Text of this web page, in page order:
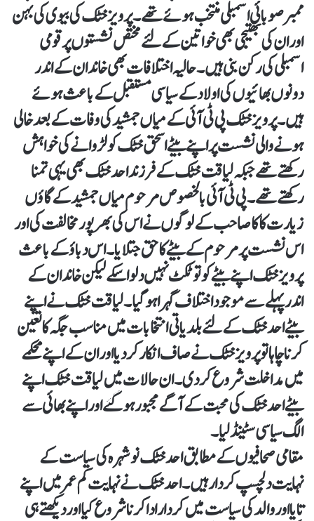
ممبر صوبائی اسمبلی منتخب ہوئے تھے۔ پرویز خٹک کی بیوی کی بہن
اور ان کی بھتیجی بھی خواتین کے لئے مختص نشستوں پر قومی
اسمبلی کی رکن بنی ہیں۔ حالیہ اختلافات بھی خاندان کے اندر
دونوں بھائیوں کی اولاد کے سیاسی مستقبل کے باعث ہوئے
ہیں۔ پرویز خٹک پی ٹی آئی کے میاں جمشید کی وفات کے بعد خالی
ہونے والی نشست پر اپنے بیٹے اسحق خٹک کو لڑوانے کی خواہش
رکھتے تھے جبکہ لیاقت خٹک کے فرزند احد خٹک بھی یہی تمنا
رکھتے تھے۔ پی ٹی آئی بالخصوص مرحوم میاں جمشید کے گاؤں
زیارت کاکا صاحب کے لوگوں نے اس کی بھرپور مخالفت کی اور
اس نشست پر مرحوم کے بیٹے کا حق جتلایا۔ اس دباؤ کے باعث
پرویز خٹک اپنے بیٹے کو تو ٹکٹ نہیں دلوا سکے لیکن خاندان کے
اندر پہلے سے موجود اختلاف گہرا ہو گیا۔ لیاقت خٹک نے اپنے
بیٹے احد خٹک کے لئے بلدیاتی انتخابات میں مناسب جگہ کا تعین
کرنا چاہا تو پرویز خٹک نے صاف انکار کر دیا اور ان کے اپنے محکمے
میں مداخلت شروع کر دی۔ ان حالات میں لیاقت خٹک اپنے
بیٹے احد خٹک کی محبت کے آگے مجبور ہو گئے اور اپنے بھائی سے
الگ سیاسی سٹینڈ لیا۔
مقامی صحافیوں کے مطابق احد خٹک نوشہرہ کی سیاست کے
نہایت دلچسپ کردار ہیں۔ احد خٹک نے نہایت کم عمر میں اپنے
تایا اور والد کی سیاست میں کردار ادا کرنا شروع کیا اور دیکھتے ہی